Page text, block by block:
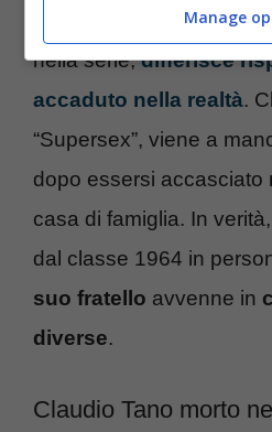
Persino il racconto della
nella serie,differisce
accaduto nella realtà.
“Supersex”, viene a
dopo essersi accasciato
casa di famiglia. In
dal classe 1964 in
suo fratello avvenne in
diverse.
Claudio Tano morto
Manage